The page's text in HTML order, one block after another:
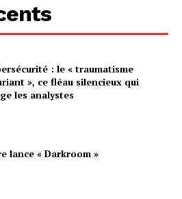
: le « traumatisme
», ce fléau silencieux qui
les analystes
lance « Darkroom »